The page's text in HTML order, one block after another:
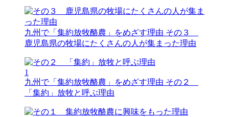
九州で「集約放牧酪農」をめざす理由 その３
鹿児島県の牧場にたくさんの人が集まった理由
1
九州で「集約放牧酪農」をめざす理由 その２
「集約」放牧と呼ぶ理由